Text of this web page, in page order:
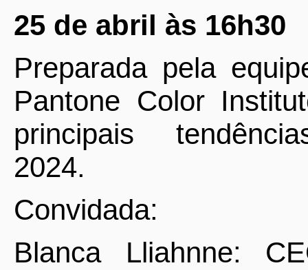
25 de abril às 16h30
Preparada pela
Pantone Color
principais
2024.
Convidada:
Blanca Lliahnne: